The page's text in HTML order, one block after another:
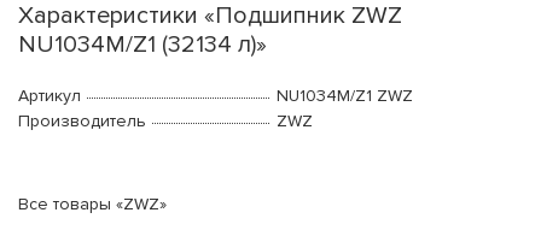
Характеристики «Подшипник ZWZ
NU1034M/Z1 (32134 л)»
Артикул
NU1034M/Z1 ZWZ
Производитель
ZWZ
Все товары «ZWZ»